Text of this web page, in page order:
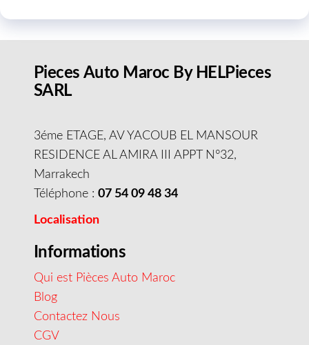
Pieces Auto Maroc By HELPieces
SARL
3éme ETAGE, AV YACOUB EL MANSOUR
RESIDENCE AL AMIRA III APPT N°32,
Marrakech
Téléphone : 07 54 09 48 34
Localisation
Informations
Qui est Pièces Auto Maroc
Blog
Contactez Nous
CGV